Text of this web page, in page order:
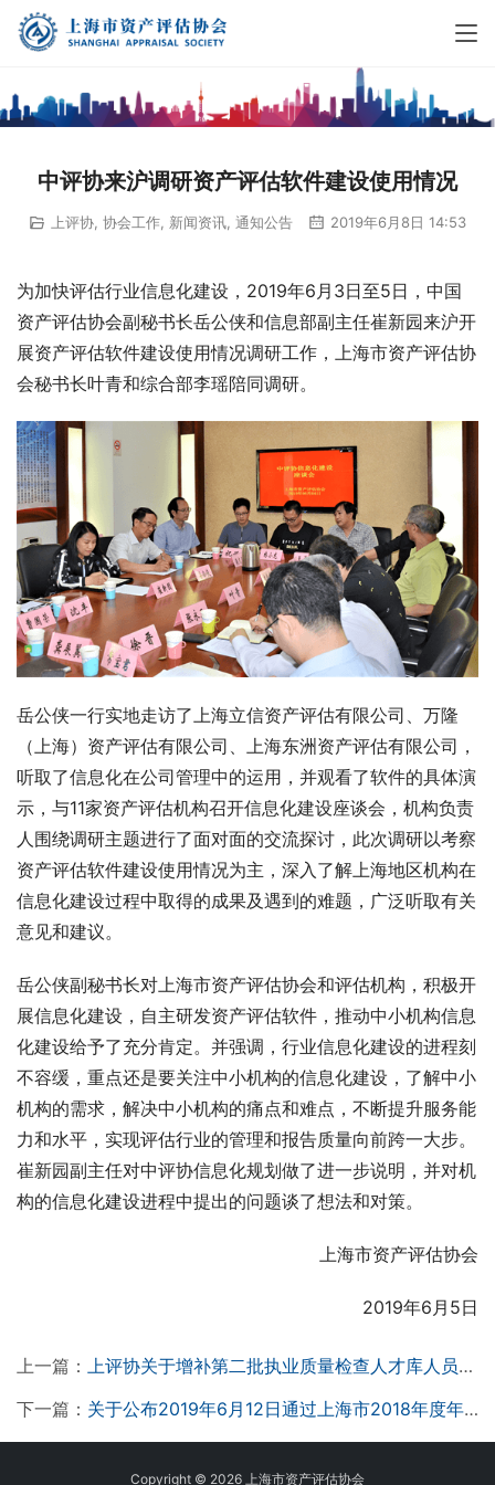
中评协来沪调研资产评估软件建设使用情况
上评协 协会工作 新闻资讯 通知公告 2019年6月8日 14:53
为加快评估行业信息化建设，2019年6月3日至5日，中国
资产评估协会副秘书长岳公侠和信息部副主任崔新园来沪开
展资产评估软件建设使用情况调研工作，上海市资产评估协
会秘书长叶青和综合部李瑶陪同调研。
岳公侠一行实地走访了上海立信资产评估有限公司、万隆
（上海）资产评估有限公司、上海东洲资产评估有限公司，
听取了信息化在公司管理中的运用，并观看了软件的具体演
示，与11家资产评估机构召开信息化建设座谈会，机构负责
人围绕调研主题进行了面对面的交流探讨，此次调研以考察
资产评估软件建设使用情况为主，深入了解上海地区机构在
信息化建设过程中取得的成果及遇到的难题，广泛听取有关
意见和建议。
岳公侠副秘书长对上海市资产评估协会和评估机构，积极开
展信息化建设，自主研发资产评估软件，推动中小机构信息
化建设给予了充分肯定。并强调，行业信息化建设的进程刻
不容缓，重点还是要关注中小机构的信息化建设，了解中小
机构的需求，解决中小机构的痛点和难点，不断提升服务能
力和水平，实现评估行业的管理和报告质量向前跨一大步。
崔新园副主任对中评协信息化规划做了进一步说明，并对机
构的信息化建设进程中提出的问题谈了想法和对策。
上海市资产评估协会
2019年6月5日
上一篇：
上评协关于增补第二批执业质量检查人才库人员的通知
下一篇： 关于公布2019年6月12日通过上海市2018年度年检的资产评估师及非评估师股东名单的通知
Copyright © 2026 上海市资产评估协会